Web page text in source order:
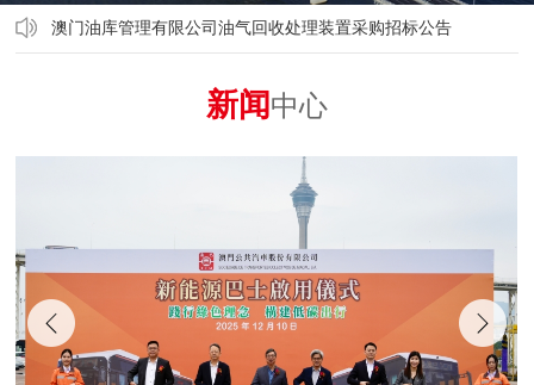
澳门油库管理有限公司油气回收处理装置采购招标公告
新闻中心